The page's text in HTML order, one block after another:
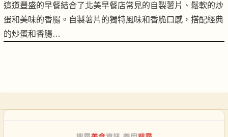
這道豐盛的早餐結合了北美早餐店常見的自製薯片、鬆軟的炒
蛋和美味的香腸。自製薯片的獨特風味和香脆口感，搭配經典
的炒蛋和香腸…